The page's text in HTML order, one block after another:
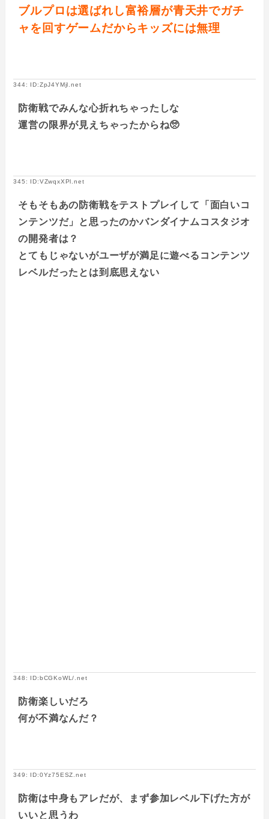
ブルプロは選ばれし富裕層が青天井でガチ
ャを回すゲームだからキッズには無理
344: ID:ZpJ4YMjl.net
防衛戦でみんな心折れちゃったしな
運営の限界が見えちゃったからね🥺
345: ID:VZwqxXPl.net
そもそもあの防衛戦をテストプレイして「面白いコ
ンテンツだ」と思ったのかバンダイナムコスタジオ
の開発者は？
とてもじゃないがユーザが満足に遊べるコンテンツ
レベルだったとは到底思えない
348: ID:bCGKoWL/.net
防衛楽しいだろ
何が不満なんだ？
349: ID:0Yz75ESZ.net
防衛は中身もアレだが、まず参加レベル下げた方が
いいと思うわ